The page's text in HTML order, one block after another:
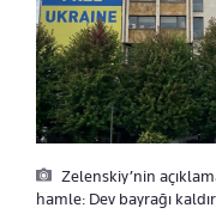
Zelenskiy’nin
hamle: Dev bayrağı